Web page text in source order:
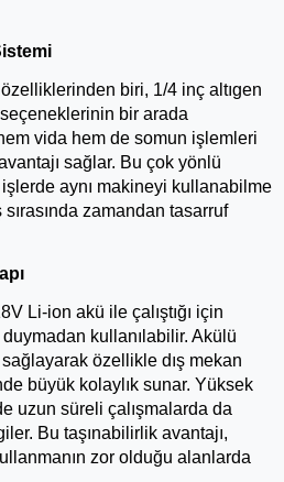
biri, 1/4 inç altıgen
bir arada
vida hem de somun işlemleri
sağlar. Bu çok yönlü
işlerde aynı makineyi kullanabilme
zamandan tasarruf
Li-ion akü ile çalıştığı için
kullanılabilir. Akülü
özellikle dış mekan
büyük kolaylık sunar. Yüksek
uzun süreli çalışmalarda da
Bu taşınabilirlik avantajı,
zor olduğu alanlarda